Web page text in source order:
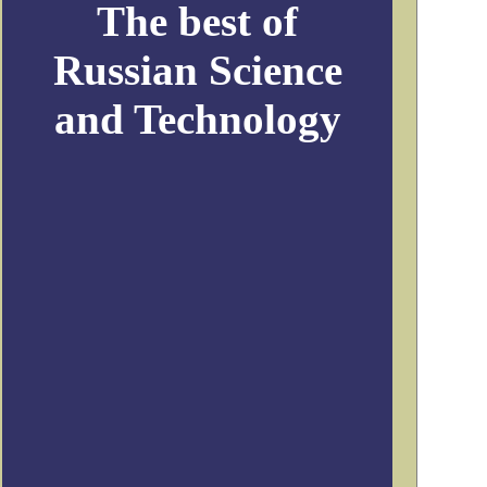
The best of
Russian Science
and Technology